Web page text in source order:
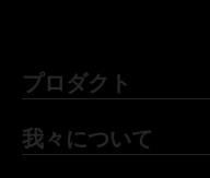
プロダクト
我々について